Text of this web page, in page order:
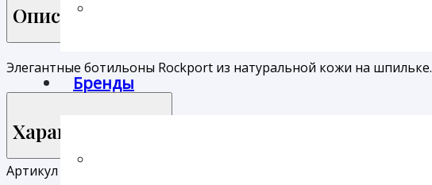
Бренды
Описание
Элегантные ботильоны Rockport из натуральной кожи на шпильке.
Характеристики
Артикул производителя: